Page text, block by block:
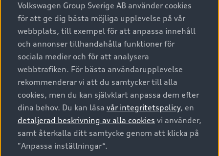
A6 modellerna
SUV
Avant
Audi Sport
Privatleasing
Nya bilar i lager
Begagnade bilar i lager
Audi approved :plus - så gott som nya
Finansiering
Audi exclusive
Provkörning
Service & tillbehör
Audi digital services
Originaltillbehör - köp online
Garantier
Försäkring
Digitala manualer för din Audi
Audi Collection – livsstilsartiklar
Vanliga frågor
Tjänstebil
Tjänstebil
Business lease online
Företagsleasing
Om Audi Sverige
Kontakta oss
Audi Återförsäljare/-serviceverkstad
myAudi
Pressmeddelanden
© 2026 AUDI SVERIGE. All Rights Reserved.
Utgivare Juridiskt
Juridiskt Audi AG
Juridiskt Audi Digital Giveaway
Volkswagen Group Sverige AB använder cookies
för att ge dig bästa möjliga upplevelse på vår
webbplats, till exempel för att anpassa innehåll
och annonser tillhandahålla funktioner för
sociala medier och för att analysera
webbtrafiken. För bästa användarupplevelse
rekommenderar vi att du samtycker till alla
cookies, men du kan självklart anpassa dem efter
dina behov. Du kan läsa vår integritetspolicy, en
detaljerad beskrivning av alla cookies vi använder,
samt återkalla ditt samtycke genom att klicka på
"Anpassa inställningar“.